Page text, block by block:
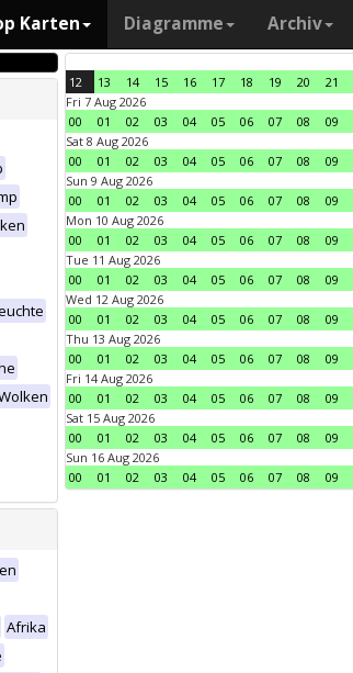
Karten Diagramme Archiv
Afrika
12 13 14 15 16 17 18 19 20 21
Fri 7 Aug 2026
00
01 02 03 04 05 06 07 08 09
Sat 8 Aug 2026
00
01 02 03 04 05 06 07 08 09
Sun 9 Aug 2026
00
01 02 03 04 05 06 07 08 09
Mon 10 Aug 2026
00
01 02 03 04 05 06 07 08 09
Tue 11 Aug 2026
00
01 02 03 04 05 06 07 08 09
Wed 12 Aug 2026
00
01 02 03 04 05 06 07 08 09
Thu 13 Aug 2026
00
01 02 03 04 05 06 07 08 09
Fri 14 Aug 2026
00
01 02 03 04 05 06 07 08 09
Sat 15 Aug 2026
00
01 02 03 04 05 06 07 08 09
Sun 16 Aug 2026
00
01 02 03 04 05 06 07 08 09